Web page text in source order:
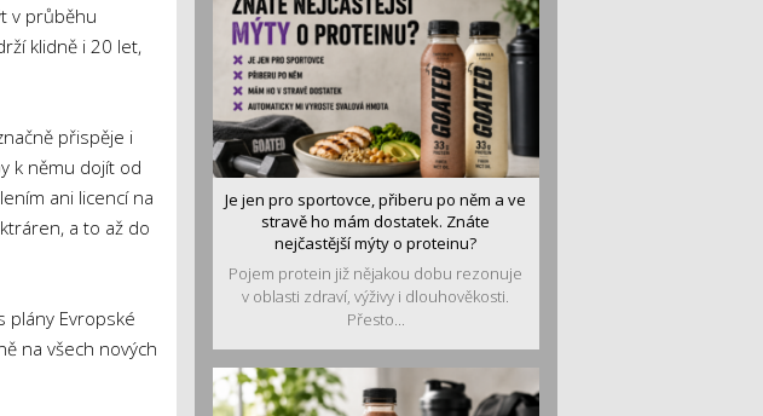
v průběhu
klidně i 20 let,
přispěje i
k němu dojít od
ani licencí na
a to až do
plány Evropské
na všech nových
Je jen pro sportovce, přiberu po něm a ve
stravě ho mám dostatek. Znáte
nejčastější mýty o proteinu?
Pojem protein již nějakou dobu rezonuje
v oblasti zdraví, výživy i dlouhověkosti.
Přesto...